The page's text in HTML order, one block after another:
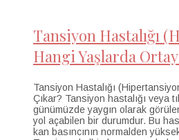
Tansiyon Hastalığı
Hangi Yaşlarda
Tansiyon Hastalığı
Çıkar? Tansiyon hastalığı veya
günümüzde yaygın olarak
yol açabilen bir durumdur. Bu
kan basıncının normalden